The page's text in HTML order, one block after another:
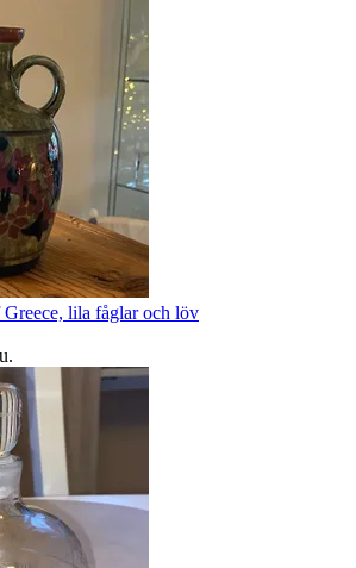
lila fåglar och löv
.